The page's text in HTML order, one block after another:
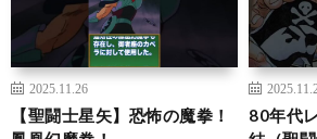
2025.11.26
【聖闘士星矢】恐怖の魔拳！
80年代